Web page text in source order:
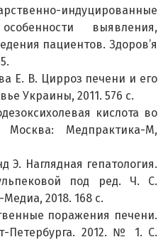
индуцированные
выявления,
пациентов. Здоров’я
Е. В. Цирроз печени и его
Украины, 2011. 576 с.
кислота во
Москва: Медпрактика-М,
Наглядная гепатология.
под ред. Ч. С.
2018. 168 с.
поражения печени.
Петербурга. 2012. № 1. С.